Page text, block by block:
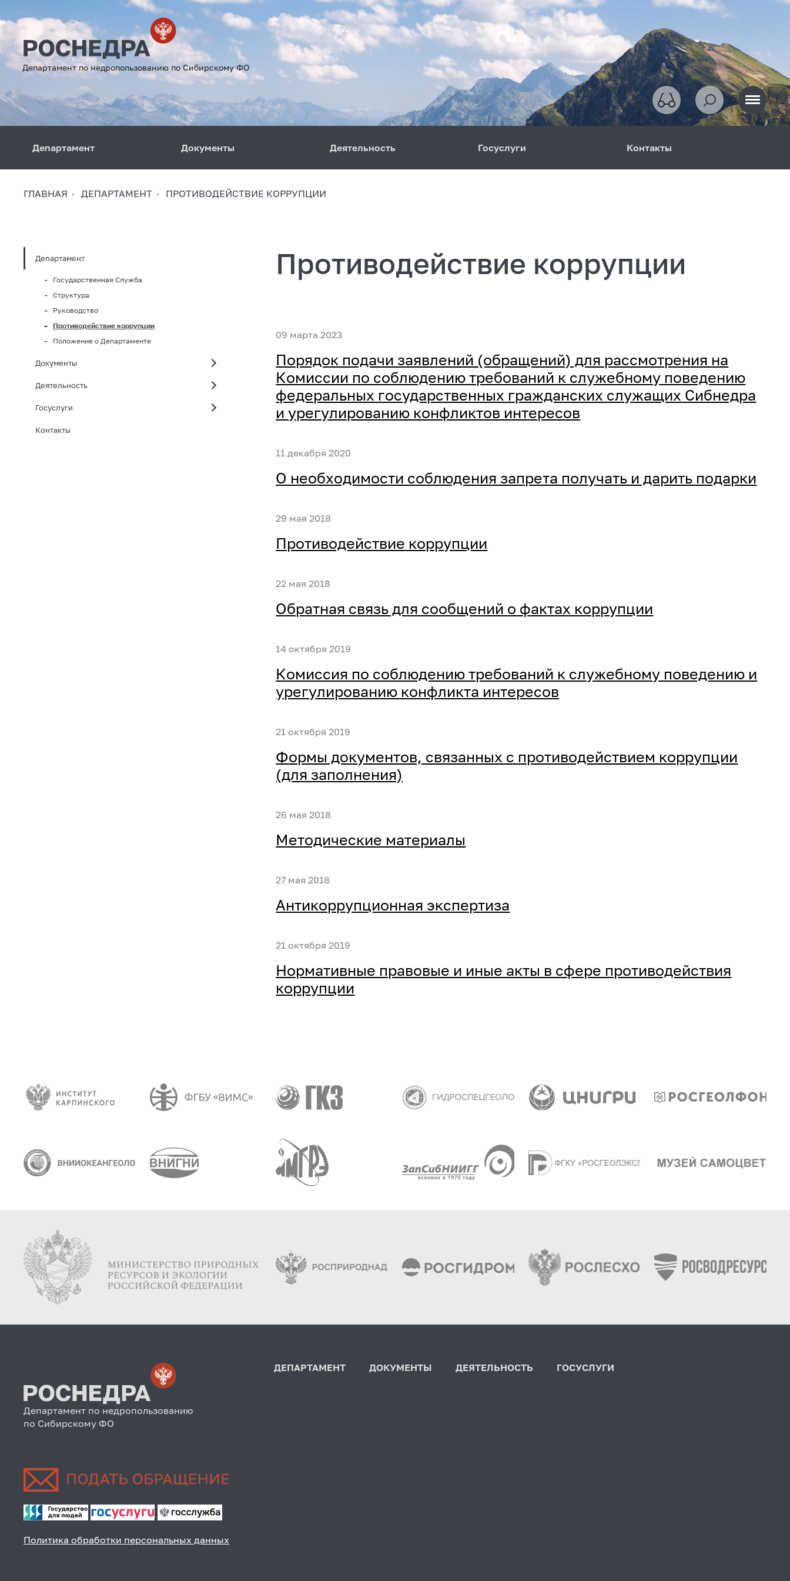
Департамент по недропользованию по Сибирскому ФО
Департамент Документы Деятельность Госуслуги Контакты
ГЛАВНАЯ ДЕПАРТАМЕНТ ПРОТИВОДЕЙСТВИЕ КОРРУПЦИИ
Департамент
Государственная Служба
Структура
Руководство
Противодействие коррупции
Положение о Департаменте
Документы
Деятельность
Госуслуги
Контакты
Противодействие коррупции
09 марта 2023
Порядок подачи заявлений (обращений) для рассмотрения на
Комиссии по соблюдению требований к служебному поведению
федеральных государственных гражданских служащих Сибнедра
и урегулированию конфликтов интересов
11 декабря 2020
О необходимости соблюдения запрета получать и дарить подарки
29 мая 2018
Противодействие коррупции
22 мая 2018
Обратная связь для сообщений о фактах коррупции
14 октября 2019
Комиссия по соблюдению требований к служебному поведению и
урегулированию конфликта интересов
21 октября 2019
Формы документов, связанных с противодействием коррупции
(для заполнения)
26 мая 2018
Методические материалы
27 мая 2018
Антикоррупционная экспертиза
21 октября 2019
Нормативные правовые и иные акты в сфере противодействия
коррупции
Департамент по недропользованию
по Сибирскому ФО
Политика обработки персональных данных
ДЕПАРТАМЕНТ ДОКУМЕНТЫ ДЕЯТЕЛЬНОСТЬ ГОСУСЛУГИ